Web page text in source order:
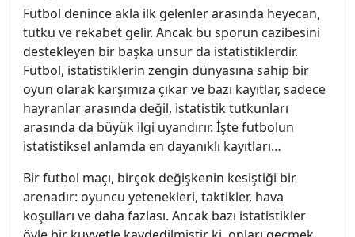
Futbol denince akla ilk gelenler arasında heyecan,
tutku ve rekabet gelir. Ancak bu sporun cazibesini
destekleyen bir başka unsur da istatistiklerdir.
Futbol, istatistiklerin zengin dünyasına sahip bir
oyun olarak karşımıza çıkar ve bazı kayıtlar, sadece
hayranlar arasında değil, istatistik tutkunları
arasında da büyük ilgi uyandırır. İşte futbolun
istatistiksel anlamda en dayanıklı kayıtları…
Bir futbol maçı, birçok değişkenin kesiştiği bir
arenadır: oyuncu yetenekleri, taktikler, hava
koşulları ve daha fazlası. Ancak bazı istatistikler